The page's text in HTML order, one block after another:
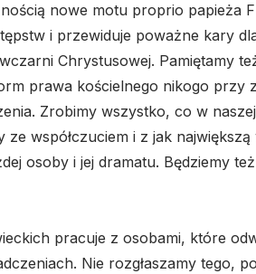
nowe motu proprio papieża
i przewiduje poważne kary
Chrystusowej. Pamiętamy
prawa kościelnego nikogo przy
Zrobimy wszystko, co w
ze współczuciem i z jak
osoby i jej dramatu. Będziemy
pracuje z osobami, które
Nie rozgłaszamy tego,